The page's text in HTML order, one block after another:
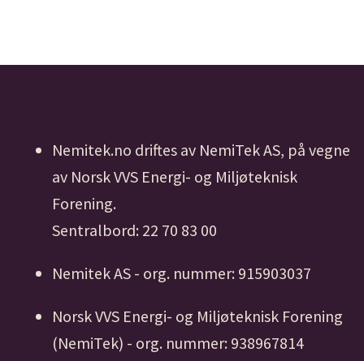
Nemitek.no driftes av NemiTek AS, på vegne
av Norsk VVS Energi- og Miljøteknisk
Forening.
Sentralbord: 22 70 83 00
Nemitek AS - org. nummer: 915903037
Norsk VVS Energi- og Miljøteknisk Forening
(NemiTek) - org. nummer: 938967814